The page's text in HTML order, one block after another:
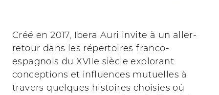
Créé en 2017, Ibera Auri invite à un aller-
retour dans les répertoires franco-
espagnols du XVIIe siècle explorant
conceptions et influences mutuelles à
travers quelques histoires choisies où